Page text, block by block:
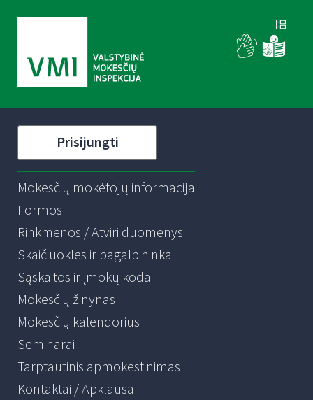
Prisijungti
Mokesčių mokėtojų informacija
Formos
Rinkmenos / Atviri duomenys
Skaičiuoklės ir pagalbininkai
Sąskaitos ir įmokų kodai
Mokesčių žinynas
Mokesčių kalendorius
Seminarai
Tarptautinis apmokestinimas
Kontaktai / Apklausa